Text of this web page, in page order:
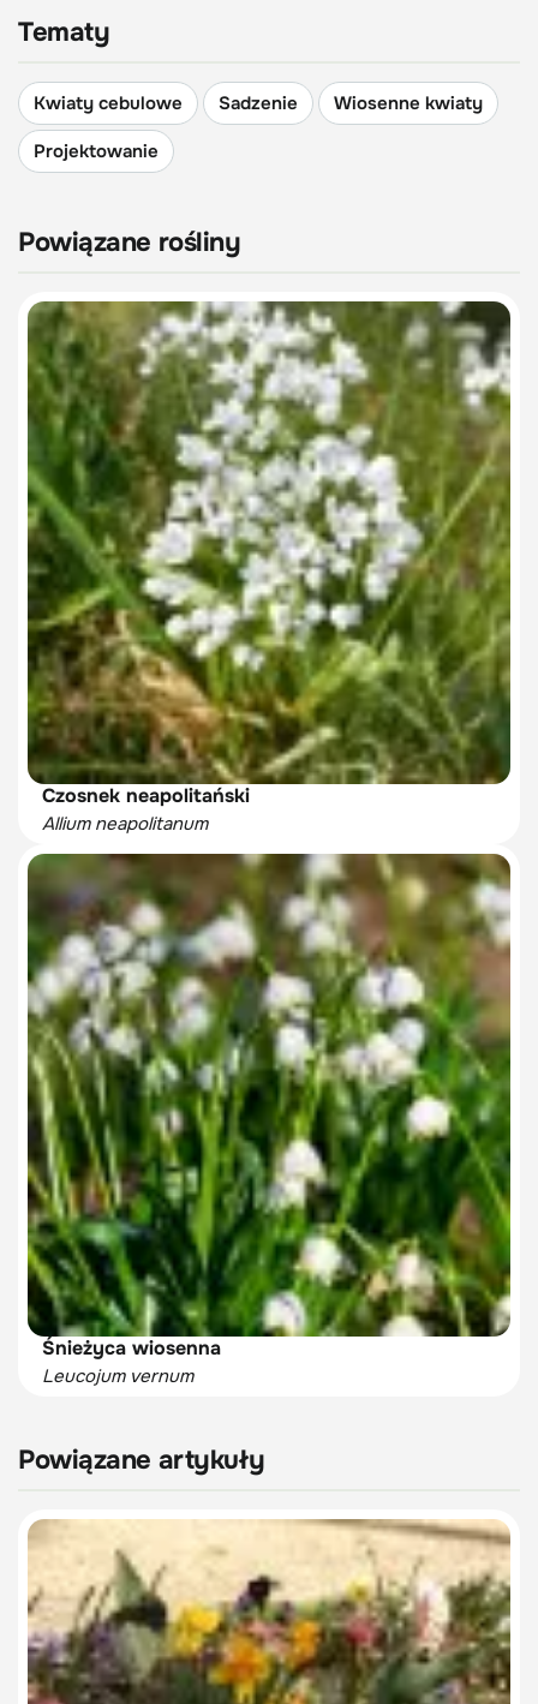
Tematy
Kwiaty cebulowe Sadzenie
Wiosenne kwiaty
Projektowanie
Powiązane rośliny
Czosnek neapolitański
Allium neapolitanum
Śnieżyca wiosenna
Leucojum vernum
Powiązane artykuły